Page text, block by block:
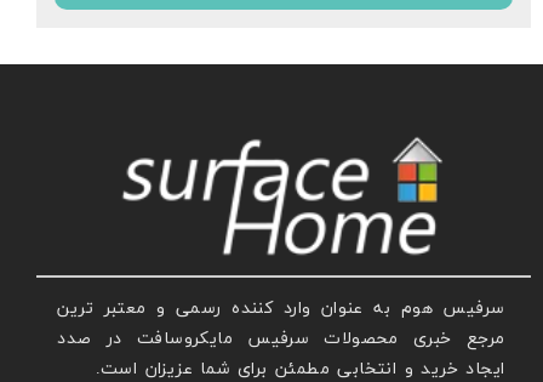
سرفیس هوم به عنوان وارد کننده رسمی و معتبر ترین
مرجع خبری محصولات سرفیس مایکروسافت در صدد
ایجاد خرید و انتخابی مطمئن برای شما عزیزان است.